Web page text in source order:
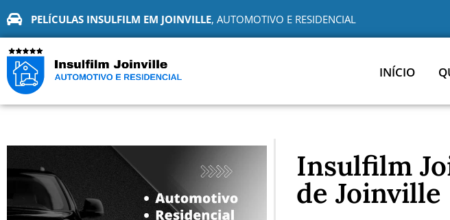
PELÍCULAS INSULFILM EM JOINVILLE, AUTOMOTIVO E RESIDENCIAL
INÍCIO
Insulfilm
de Joinville